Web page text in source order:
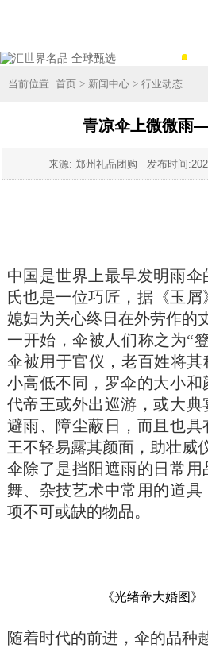
当前位置: 首页 > 新闻中心 > 行业动态
青凉伞上微微雨
来源: 郑州礼品团购 发布时间:
中国是世界上最早发明雨
氏也是一位巧匠，据《玉
媳妇为关心终日在外劳作的
一开始，伞被人们称之为“
伞被用于官仪，老百姓将其
小高低不同，罗伞的大小
代帝王或外出巡游，或大
避雨、障尘蔽日，而且也具
王不轻易露其颜面，助壮威
伞除了是挡阳遮雨的日常
舞、杂技艺术中常用的道
项不可或缺的物品。
《光绪帝大婚图》
随着时代的前进，伞的品种